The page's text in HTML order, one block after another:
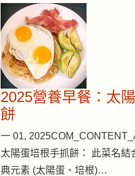
2025營養早餐：太
餅
一 01, 2025
太陽蛋培根手抓餅： 此菜名結
典元素 (太陽蛋、培根)…